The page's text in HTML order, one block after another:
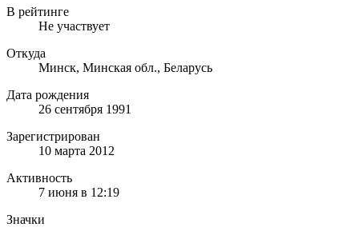
В рейтинге
Не участвует
Откуда
Минск, Минская обл., Беларусь
Дата рождения
26 сентября 1991
Зарегистрирован
10 марта 2012
Активность
7 июня в 12:19
Значки